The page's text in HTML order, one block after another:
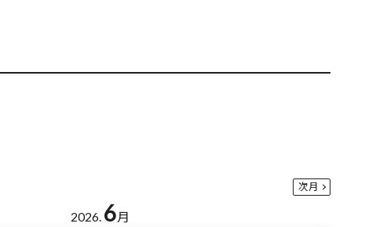
次月
2026. 6 月